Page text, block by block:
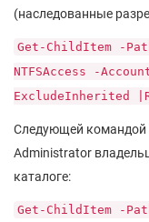
(наследованные
Get-ChildItem -
NTFSAccess -
ExcludeInherited
Следующей командой
Administrator
каталоге:
Get-ChildItem -